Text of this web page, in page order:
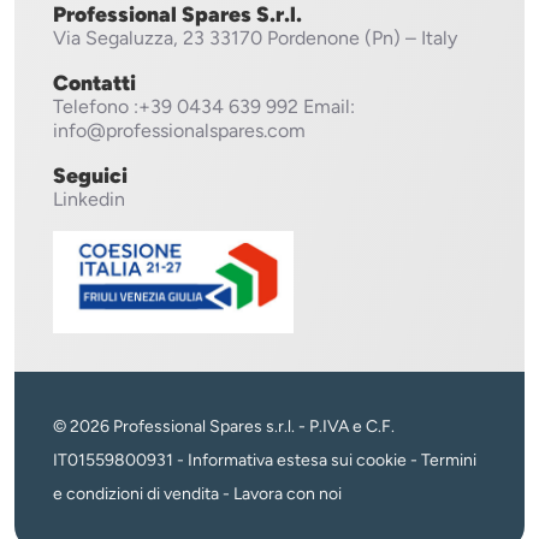
Professional Spares S.r.l.
Via Segaluzza, 23 33170 Pordenone (Pn) – Italy
Contatti
Telefono :+39 0434 639 992 Email:
info@professionalspares.com
Seguici
Linkedin
© 2026 Professional Spares s.r.l. - P.IVA e C.F.
IT01559800931 - Informativa estesa sui cookie - Termini
e condizioni di vendita- Lavora con noi